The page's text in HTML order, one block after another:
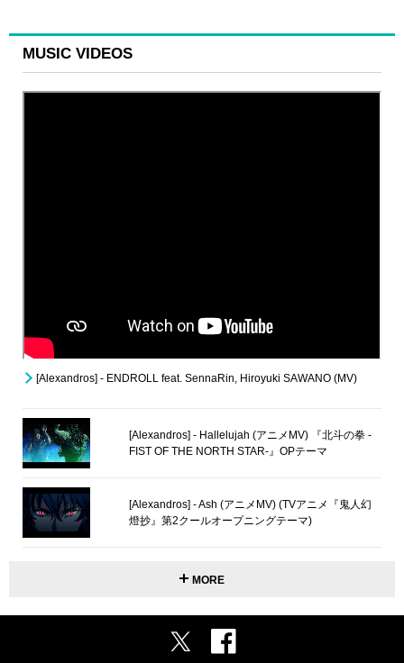
MUSIC VIDEOS
[Alexandros] - ENDROLL feat. SennaRin, Hiroyuki SAWANO (MV)
[Alexandros] - Hallelujah (アニメMV) 『北斗の拳 -
FIST OF THE NORTH STAR-』OPテーマ
[Alexandros] - Ash (アニメMV) (TVアニメ『鬼人幻
燈抄』第2クールオープニングテーマ)
MORE